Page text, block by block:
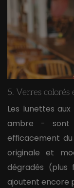
5. Verres colorés
Les lunettes
ambre - sont
efficacement
originale et
dégradés
ajoutent encore